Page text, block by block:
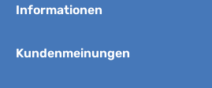
Informationen
Kundenmeinungen